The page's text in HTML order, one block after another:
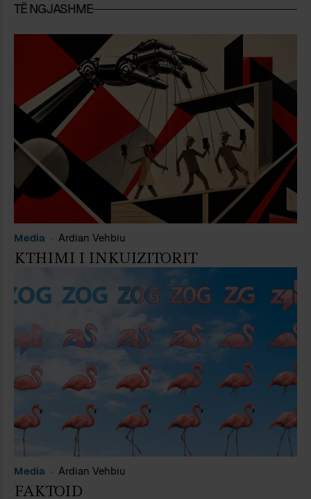
TË NGJASHME
Media Ardian Vehbiu
KTHIMI I INKUIZITORIT
Media Ardian Vehbiu
FAKTOID